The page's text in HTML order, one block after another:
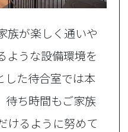
族が楽しく通いや
ような設備環境を
した待合室では本
待ち時間もご家族
けるように努めて